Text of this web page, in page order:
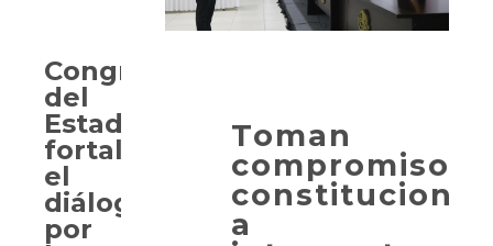
Toman
compromiso
constitucional
a
Congreso
del
Estado
fortalece
el
diálogo
por